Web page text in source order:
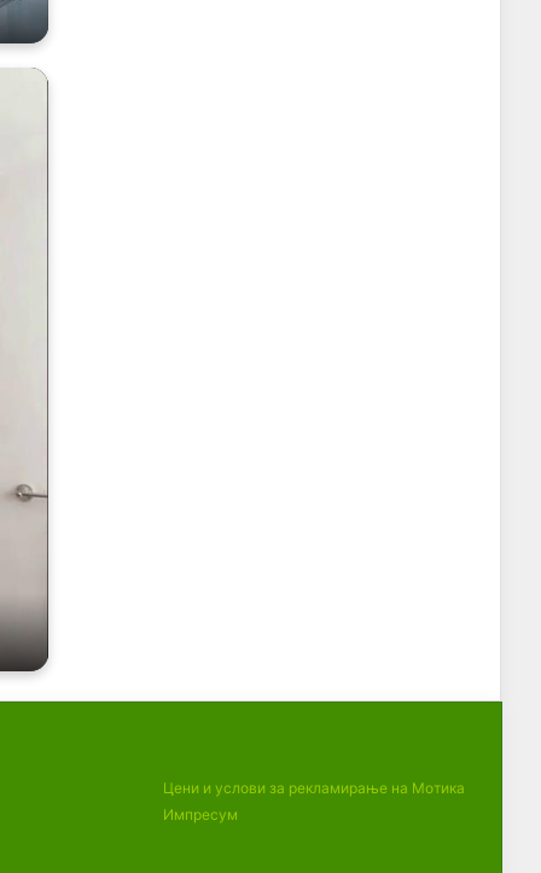
Цени и услови за рекламирање на Мотика
Импресум